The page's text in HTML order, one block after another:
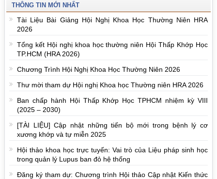
THÔNG TIN MỚI NHẤT
Tài Liệu Bài Giảng Hội Nghị Khoa Học Thường Niên HRA
2026
Tổng kết Hội nghị khoa học thường niên Hội Thấp Khớp Học
TP.HCM (HRA 2026)
Chương Trình Hội Nghị Khoa Học Thường Niên 2026
Thư mời tham dự Hội nghị Khoa học Thường niên HRA 2026
Ban chấp hành Hội Thấp Khớp Học TPHCM nhiệm kỳ VIII
(2025 – 2030)
[TÀI LIỆU] Cập nhật những tiến bộ mới trong bệnh lý cơ
xương khớp và tự miễn 2025
Hội thảo khoa học trực tuyến: Vai trò của Liệu pháp sinh học
trong quản lý Lupus ban đỏ hệ thống
Đăng ký tham dự: Chương trình Hội thảo Cập nhật Kiến thức